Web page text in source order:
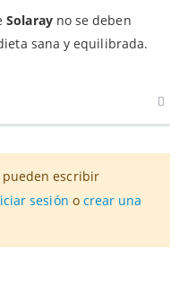
Solarayno se deben
sana y equilibrada.
escribir
sesión o crear una